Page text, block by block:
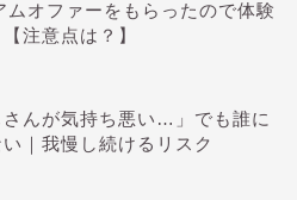
ムオファーをもらったので体験
注意点は？】
さんが気持ち悪い…」でも誰に
｜我慢し続けるリスク